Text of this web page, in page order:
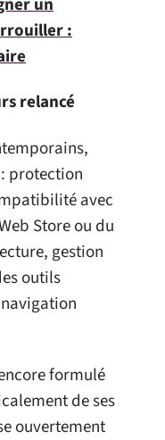
:
relancé
protection
avec
Store ou du
gestion
outils
formulé
de ses
ouvertement